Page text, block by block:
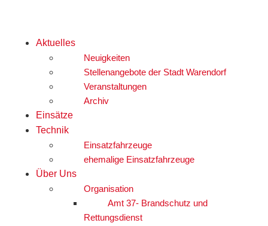
Aktuelles
Neuigkeiten
Stellenangebote der Stadt Warendorf
Veranstaltungen
Archiv
Einsätze
Technik
Einsatzfahrzeuge
ehemalige Einsatzfahrzeuge
Über Uns
Organisation
Amt 37- Brandschutz und
Rettungsdienst